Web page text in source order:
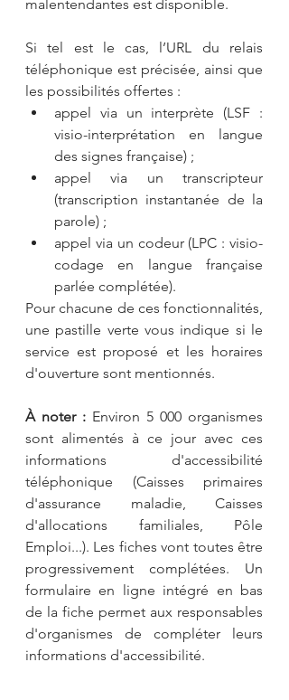
malentendantes est disponible.
Si tel est le cas, l’URL du relais
téléphonique est précisée, ainsi que
les possibilités offertes :
appel via un interprète (LSF :
visio-interprétation en langue
des signes française) ;
appel via un transcripteur
(transcription instantanée de la
parole) ;
appel via un codeur (LPC : visio-
codage en langue française
parlée complétée).
Pour chacune de ces fonctionnalités,
une pastille verte vous indique si le
service est proposé et les horaires
d'ouverture sont mentionnés.
À noter : Environ 5 000 organismes
sont alimentés à ce jour avec ces
informations d'accessibilité
téléphonique (Caisses primaires
d'assurance maladie, Caisses
d'allocations familiales, Pôle
Emploi...). Les fiches vont toutes être
progressivement complétées. Un
formulaire en ligne intégré en bas
de la fiche permet aux responsables
d'organismes de compléter leurs
informations d'accessibilité.